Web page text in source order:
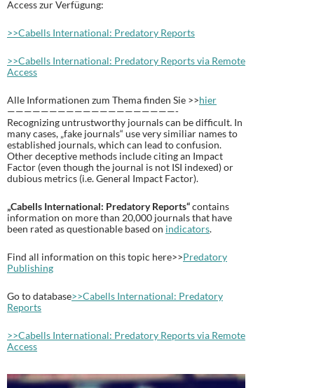
Access zur Verfügung:
>>Cabells International: Predatory Reports
>>Cabells International: Predatory Reports via Remote
Access
Alle Informationen zum Thema finden Sie >>hier
————————————————————-
Recognizing untrustworthy journals can be difficult. In
many cases, „fake journals“ use very similiar names to
established journals, which can lead to confusion.
Other deceptive methods include citing an Impact
Factor (even though the journal is not ISI indexed) or
dubious metrics (i.e. General Impact Factor).
„Cabells International: Predatory Reports“contains
information on more than 20,000 journals that have
been rated as questionable based on indicators.
Find all information on this topic here>>Predatory
Publishing
Go to database>>Cabells International: Predatory
Reports
>>Cabells International: Predatory Reports via Remote
Access